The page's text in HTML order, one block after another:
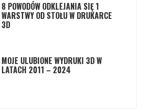
8 POWODÓW ODKLEJANIA SIĘ 1
WARSTWY OD STOŁU W DRUKARCE
3D
MOJE ULUBIONE WYDRUKI 3D W
LATACH 2011 – 2024